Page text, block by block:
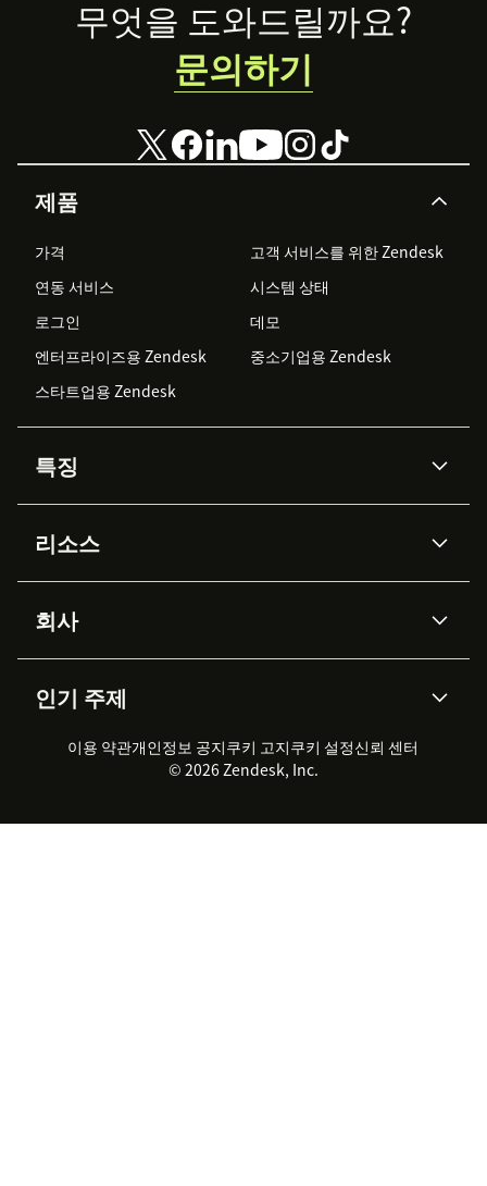
Footer
제품
가격
고객 서비스를 위한 Zendesk
연동 서비스
시스템 상태
로그인
데모
엔터프라이즈용 Zendesk
중소기업용 Zendesk
스타트업용 Zendesk
특징
Zendesk AI
Advanced Data Privacy &
Protection
지식창고
워크포스 관리
실시간 채팅
클라이언트 포털
리소스
API & 개발자
AI 리서치
이벤트 & 웨비나
고객 사례
회사
채용 정보
지속 가능성 보고서
Zendesk Foundation
법적 정보
인기 주제
2026 CX 트렌드
제품 업데이트
고객 서비스 소프트웨어
헬프 데스크 통합 티켓 관리 소
무엇을 도와드릴까요?
문의하기
이용 약관개인정보 공지쿠키 고지쿠키 설정신뢰 센터
© 2026 Zendesk, Inc.